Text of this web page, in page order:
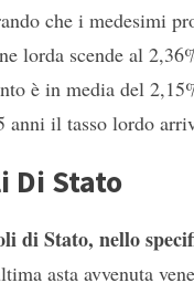
che i medesimi
lorda scende al
è in media del
anni il tasso lordo
Di Stato
di Stato, nello
asta avvenuta